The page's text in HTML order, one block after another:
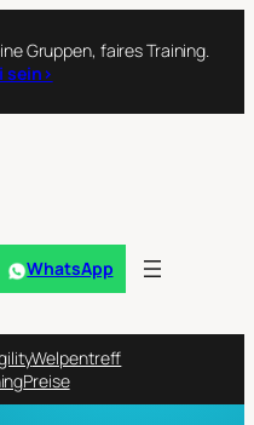
Gruppen, faires Training.
sein›
WhatsApp
Welpentreff
Preise